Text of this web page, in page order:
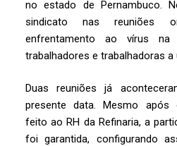
no estado de Pernambuco.
sindicato nas reuniões
enfrentamento ao vírus
trabalhadores e trabalhadoras a
Duas reuniões já
presente data. Mesmo após
feito ao RH da Refinaria, a
foi garantida, configurando